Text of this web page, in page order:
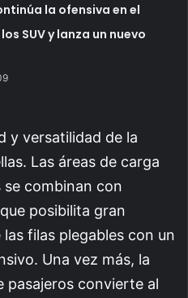
la ofensiva en el
SUV y lanza un nuevo
y versatilidad de la
Las áreas de carga
se combinan con
posibilita gran
filas plegables con un
Una vez más, la
pasajeros convierte al